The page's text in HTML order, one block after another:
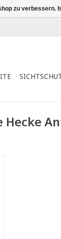
Hecke
zu verbessern.